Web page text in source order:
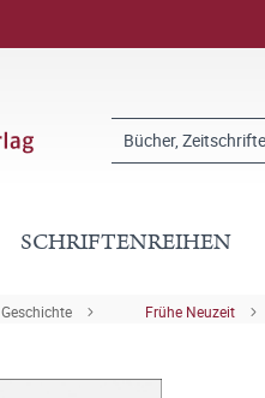
SCHRIFTENREIHEN
Geschichte Frühe Neuzeit